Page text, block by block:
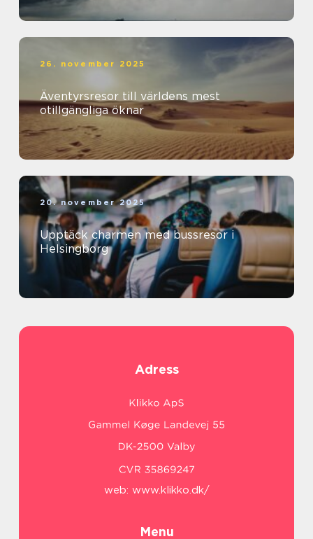
26. november 2025
Äventyrsresor till världens mest
otillgängliga öknar
20. november 2025
Upptäck charmen med bussresor i
Helsingborg
Adress
web: www.klikko.dk/
Menu